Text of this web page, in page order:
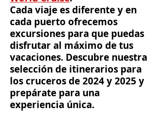
Cada viaje es diferente y en
cada puerto ofrecemos
excursiones para que puedas
disfrutar al máximo de tus
vacaciones. Descubre nuestra
selección de itinerarios para
los cruceros de 2024 y 2025 y
prepárate para una
experiencia única.